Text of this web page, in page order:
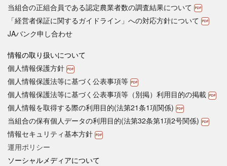
当組合の正組合員である認定農業者数の調査結果について
「経営者保証に関するガイドライン」への対応方針について
JAバンク申し合わせ
情報の取り扱いについて
個人情報保護方針
個人情報保護法等に基づく公表事項等
個人情報保護法等に基づく公表事項等（別掲）利用目的の掲載
個人情報を取得する際の利用目的(法第21条1項関係)
当組合の保有個人データの利用目的(法第32条第1項2号関係)
情報セキュリティ基本方針
運用ポリシー
ソーシャルメディアについて